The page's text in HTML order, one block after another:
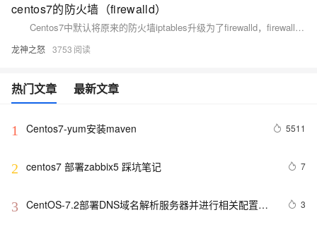
centos7的防火墙（firewalld）
Centos7中默认将原来的防火墙iptables升级为了firewalld，firewalld跟iptables比起来至少有两大好处： 1、firewalld可以动态修改单条规则，而不需要像iptables那样，在修改了规则后必须得全部刷新才可以生效； 2、firewalld在使用上要比iptables人性化很多，即使不明白“五张表五条链”而且对TCP/IP协议也不理解也可以实现大部分功能。
龙神之怒 3753
热门文章 最新文章
1 Centos7-yum安装maven 5511
2 centos7 部署zabbix5 踩坑笔记 7
3 CentOS-7.2部署DNS域名解析服务器并进行相关配置测
3